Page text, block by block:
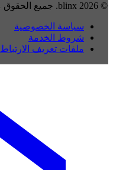
© 2026 blinx. جميع الحقوق محفوظة
سياسة الخصوصية
شروط الخدمة
ملفات تعريف الارتباط